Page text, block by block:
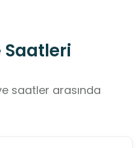
Saatleri
saatler arasında